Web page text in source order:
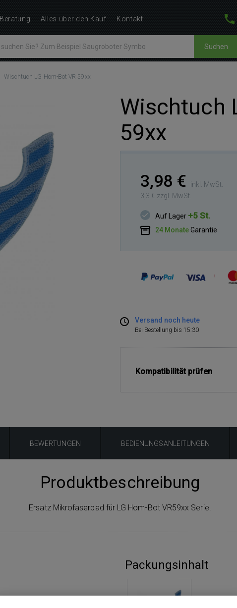
Suchen
Wischtuch LG Hom-Bot VR 59xx
Wischtuch
59xx
3,98 €
inkl. MwSt.
3,3 € zzgl. MwSt.
Auf Lager +5 St.
24 MonateGarantie
Versand noch heute
Bei Bestellung bis 15:30
Kompatibilität prüfen
BEWERTUNGEN BEDIENUNGSANLEITUNGEN
Produktbeschreibung
Ersatz Mikrofaserpad für LG Hom-Bot VR59xx Serie.
Packungsinhalt
Beratung Alles über den Kauf Kontakt